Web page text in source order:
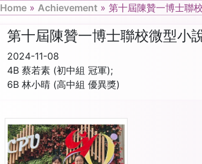
Home » Achievement » 第十屆陳贊一博士聯
第十屆陳贊一博士聯校微型
2024-11-08
4B 蔡若素 (初中組 冠軍);
6B 林小晴 (高中組 優異獎)